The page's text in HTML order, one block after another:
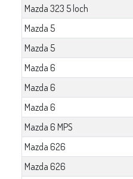
Mazda 323 5 loch
Mazda 5
Mazda 5
Mazda 6
Mazda 6
Mazda 6
Mazda 6 MPS
Mazda 626
Mazda 626